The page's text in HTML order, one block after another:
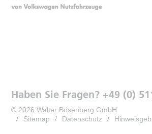
Haben Sie Fragen? +49 (0)
© 2026 Walter Bösenberg GmbH
Sitemap
Datenschutz